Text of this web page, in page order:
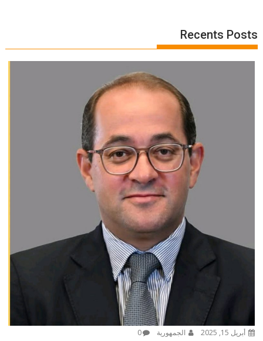
Recents Posts
أبريل 15, 2025 الجمهورية 0